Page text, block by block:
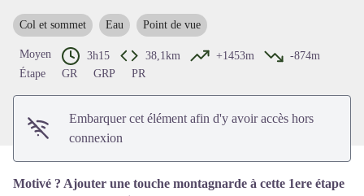
Voir l'image en plein écran
Col et sommet Eau Point de vue
Moyen 3h15 38,1km +1453m
-874m
Étape
GR GRP PR
Embarquer cet élément afin d'y avoir accès hors
connexion
Motivé ? Ajouter une touche montagnarde à cette 1ere étape